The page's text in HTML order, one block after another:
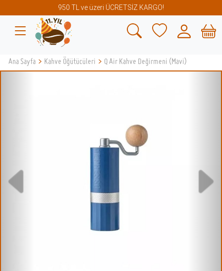
950 TL ve üzeri ÜCRETSİZ KARGO!
Ana Sayfa > Kahve Öğütücüleri > Q Air Kahve Değirmeni (Mavi)